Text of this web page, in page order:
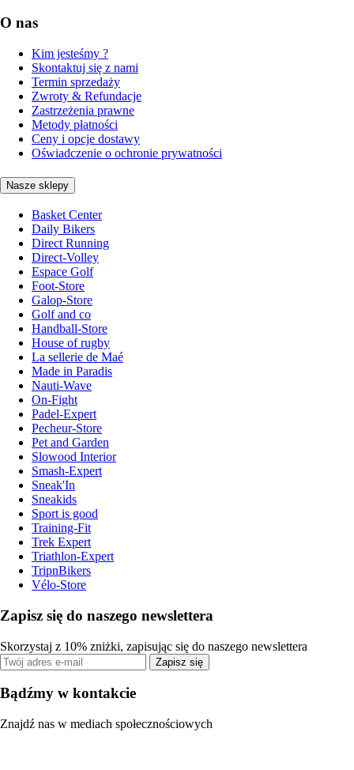
O nas
Kim jesteśmy ?
Skontaktuj się z nami
Termin sprzedaży
Zwroty & Refundacje
Zastrzeżenia prawne
Metody płatności
Ceny i opcje dostawy
Oświadczenie o ochronie prywatności
Nasze sklepy
Basket Center
Daily Bikers
Direct Running
Direct-Volley
Espace Golf
Foot-Store
Galop-Store
Golf and co
Handball-Store
House of rugby
La sellerie de Maé
Made in Paradis
Nauti-Wave
On-Fight
Padel-Expert
Pecheur-Store
Pet and Garden
Slowood Interior
Smash-Expert
Sneak'In
Sneakids
Sport is good
Training-Fit
Trek Expert
Triathlon-Expert
TripnBikers
Vélo-Store
Zapisz się do naszego newslettera
Skorzystaj z 10% zniżki, zapisując się do naszego newslettera
Zapisz się
Bądźmy w kontakcie
Znajdź nas w mediach społecznościowych